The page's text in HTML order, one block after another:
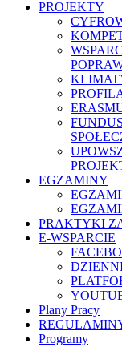
PROJEKTY
EGZAMINY
PRAKTYKI
E-WSPARCIE
Plany Pracy
Programy